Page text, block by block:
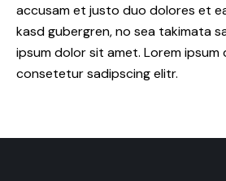
accusam et justo duo dolores et
kasd gubergren, no sea takimata
ipsum dolor sit amet. Lorem
consetetur sadipscing elitr.